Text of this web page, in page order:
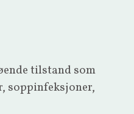
tilstand som
soppinfeksjoner,